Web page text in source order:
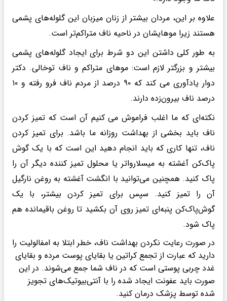
علاوه بر این، مردان بیشتر از زنان میزبان این گلوله‌های پشمی
هستند زیرا موهایشان در ناحیه ناف متراکم‌تر است.
به طور کلی داشتن این دو شرط برای ایجاد گلوله‌های پشمی
بیشتر و بزرگتر لازم است: موهای متراکم و ناف توخالی. دکتر
دوار یادآوری می کند که ۹۰ درصد از مردم ناف فرو رفته و ۱۰
درصد ناف بیرون‌زده دارند.
نکته‌ای که ما اغلب فراموش می کنیم آن است که تمیز کردن
ناف باید بخشی از بهداشت روزانه ما باشد. برای تمیز کردن
ناف، تنها کاری که باید انجام دهید این است که با یک گوش
پاک‌کن آغشته به میسلارواتر یا محلول تمیز کننده دیگر آن را
پاک کنید. همچنین می‌توانید با انگشت آغشته به روغن نارگیل
آن را تمیز کنید. سپس برای تمیز کردن بیشتر، با یک
گوش‌پاک‌کن پنبه‌ای تمیز روی آن بکشید تا روغن باقیمانده هم
پاک شود.
در صورت رعایت نکردن بهداشت ناف، خطر ابتلا به امفالولیت را
دارید که عبارت از تجمع کراتین یا بقایای پوست مرده و بقایای
غدد چربی پوستی است که در ناف شما جمع می‌شوند. در این
صورت باید عفونت ایجاد شده را با آنتی‌بیوتیک‌های تجویز
شده توسط پزشک درمان کنید.